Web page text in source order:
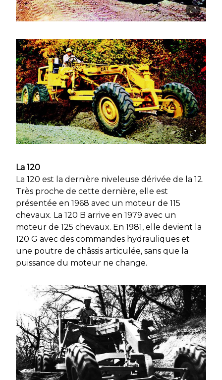
La 120
La 120 est la dernière niveleuse dérivée de la 12.
Très proche de cette dernière, elle est
présentée en 1968 avec un moteur de 115
chevaux. La 120 B arrive en 1979 avec un
moteur de 125 chevaux. En 1981, elle devient la
120 G avec des commandes hydrauliques et
une poutre de châssis articulée, sans que la
puissance du moteur ne change.